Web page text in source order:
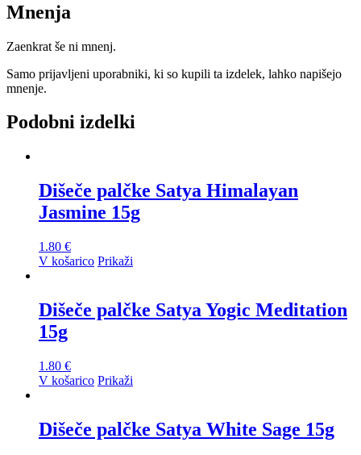
Mnenja
Zaenkrat še ni mnenj.
Samo prijavljeni uporabniki, ki so kupili ta izdelek, lahko napišejo
mnenje.
Podobni izdelki
Dišeče palčke Satya Himalayan
Jasmine 15g
1.80 €
V košarico Prikaži
Dišeče palčke Satya Yogic Meditation
15g
1.80 €
V košarico Prikaži
Dišeče palčke Satya White Sage 15g